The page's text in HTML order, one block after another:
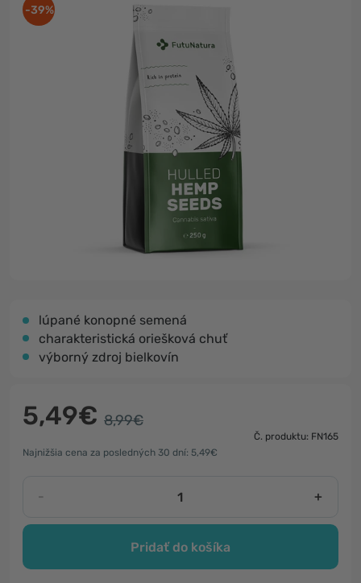
-39%
lúpané konopné semená
charakteristická oriešková chuť
výborný zdroj bielkovín
5,49€ 8,99€
Č. produktu: FN165
Najnižšia cena za posledných 30 dní: 5,49€
- +
Pridať do košíka